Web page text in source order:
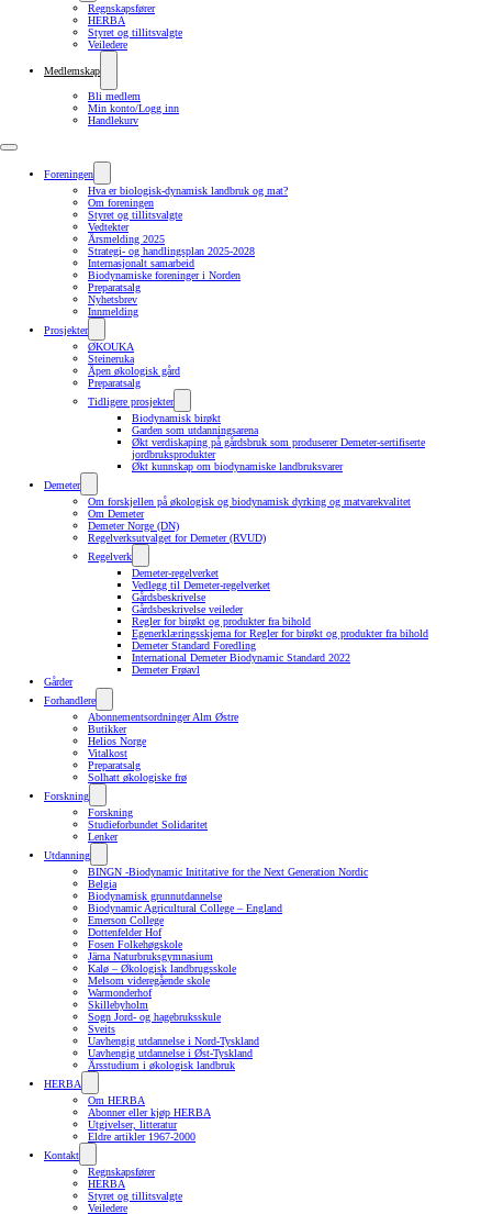
Regnskapsfører
HERBA
Styret og tillitsvalgte
Veiledere
Medlemskap
Bli medlem
Min konto/Logg inn
Handlekurv
Foreningen
Hva er biologisk-dynamisk landbruk og mat?
Om foreningen
Styret og tillitsvalgte
Vedtekter
Årsmelding 2025
Strategi- og handlingsplan 2025-2028
Internasjonalt samarbeid
Biodynamiske foreninger i Norden
Preparatsalg
Nyhetsbrev
Innmelding
Prosjekter
ØKOUKA
Steineruka
Åpen økologisk gård
Preparatsalg
Tidligere prosjekter
Biodynamisk birøkt
Garden som utdanningsarena
Økt verdiskaping på gårdsbruk som produserer Demeter-sertifiserte
jordbruksprodukter
Økt kunnskap om biodynamiske landbruksvarer
Demeter
Om forskjellen på økologisk og biodynamisk dyrking og matvarekvalitet
Om Demeter
Demeter Norge (DN)
Regelverksutvalget for Demeter (RVUD)
Regelverk
Demeter-regelverket
Vedlegg til Demeter-regelverket
Gårdsbeskrivelse
Gårdsbeskrivelse veileder
Regler for birøkt og produkter fra bihold
Egenerklæringsskjema for Regler for birøkt og produkter fra bihold
Demeter Standard Foredling
International Demeter Biodynamic Standard 2022
Demeter Frøavl
Gårder
Forhandlere
Abonnementsordninger Alm Østre
Butikker
Helios Norge
Vitalkost
Preparatsalg
Solhatt økologiske frø
Forskning
Forskning
Studieforbundet Solidaritet
Lenker
Utdanning
BINGN -Biodynamic Inititative for the Next Generation Nordic
Belgia
Biodynamisk grunnutdannelse
Biodynamic Agricultural College – England
Emerson College
Dottenfelder Hof
Fosen Folkehøgskole
Järna Naturbruksgymnasium
Kalø – Økologisk landbrugsskole
Melsom videregående skole
Warmonderhof
Skillebyholm
Sogn Jord- og hagebruksskule
Sveits
Uavhengig utdannelse i Nord-Tyskland
Uavhengig utdannelse i Øst-Tyskland
Årsstudium i økologisk landbruk
HERBA
Om HERBA
Abonner eller kjøp HERBA
Utgivelser, litteratur
Eldre artikler 1967-2000
Kontakt
Regnskapsfører
HERBA
Styret og tillitsvalgte
Veiledere